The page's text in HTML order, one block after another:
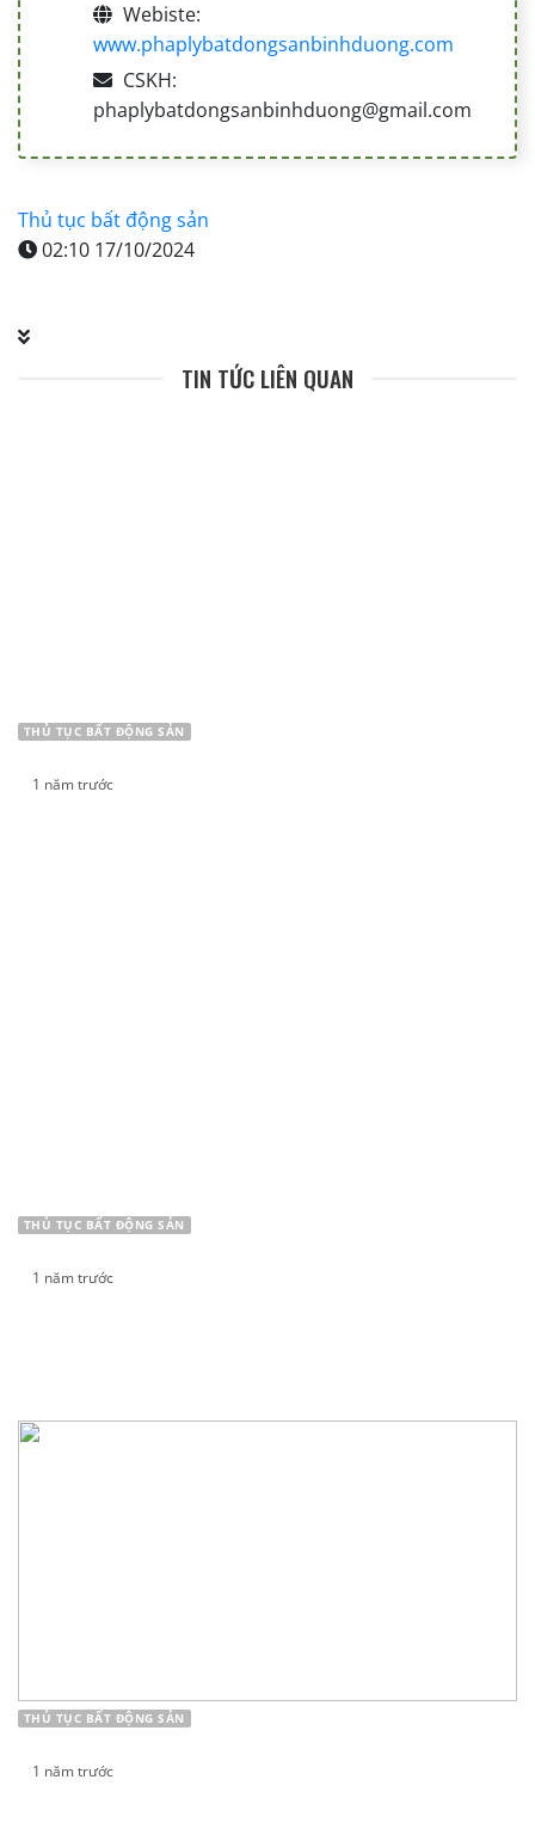
Webiste:
www.phaplybatdongsanbinhduong.com
CSKH:
phaplybatdongsanbinhduong@gmail.com
Thủ tục bất động sản
02:10 17/10/2024
TIN TỨC LIÊN QUAN
THỦ TỤC BẤT ĐỘNG SẢN
1 năm trước
THỦ TỤC BẤT ĐỘNG SẢN
1 năm trước
THỦ TỤC BẤT ĐỘNG SẢN
1 năm trước